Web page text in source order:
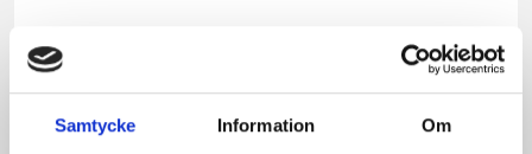
Samtycke Information Om